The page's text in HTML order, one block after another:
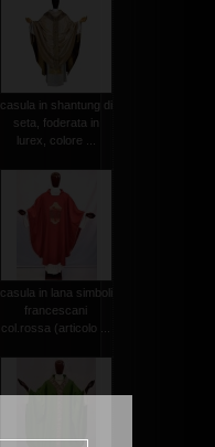
casula in shantung di
seta, foderata in
lurex, colore ...
casula in lana simboli
francescani
col.rossa (articolo ...